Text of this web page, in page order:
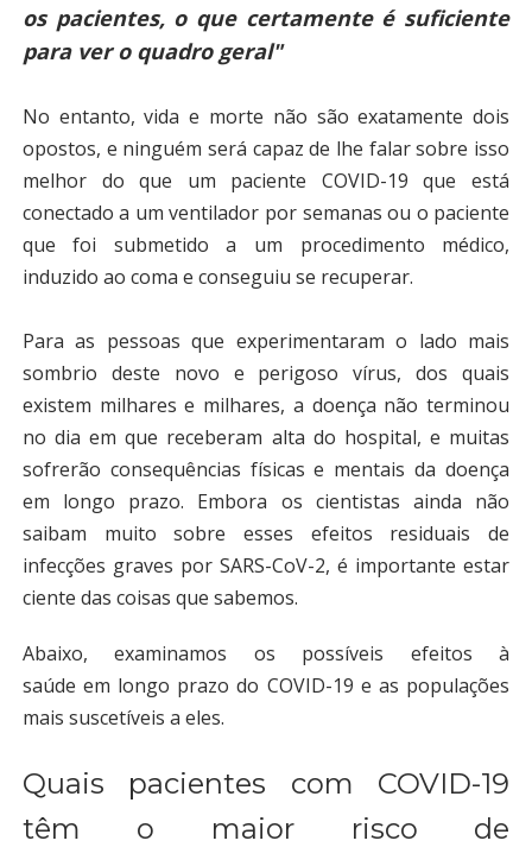
os pacientes, o que certamente é suficiente
para ver o quadro geral"
No entanto, vida e morte não são exatamente dois
opostos, e ninguém será capaz de lhe falar sobre isso
melhor do que um paciente COVID-19 que está
conectado a um ventilador por semanas ou o paciente
que foi submetido a um procedimento médico,
induzido ao coma e conseguiu se recuperar.
Para as pessoas que experimentaram o lado mais
sombrio deste novo e perigoso vírus, dos quais
existem milhares e milhares, a doença não terminou
no dia em que receberam alta do hospital, e muitas
sofrerão consequências físicas e mentais da doença
em longo prazo. Embora os cientistas ainda não
saibam muito sobre esses efeitos residuais de
infecções graves por SARS-CoV-2, é importante estar
ciente das coisas que sabemos.
Abaixo, examinamos os possíveis efeitos à
saúde em longo prazo do COVID-19 e as populações
mais suscetíveis a eles.
Quais pacientes com COVID-19
têm o maior risco de